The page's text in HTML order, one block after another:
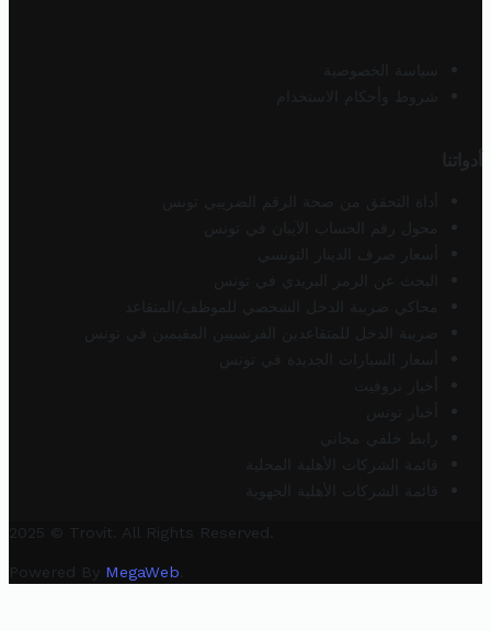
سياسة الخصوصية
شروط وأحكام الاستخدام
أدواتنا
أداة التحقق من صحة الرقم الضريبي تونس
محول رقم الحساب الآيبان في تونس
أسعار صرف الدينار التونسي
البحث عن الرمز البريدي في تونس
محاكي ضريبة الدخل الشخصي للموظف/المتقاعد
ضريبة الدخل للمتقاعدين الفرنسيين المقيمين في تونس
أسعار السيارات الجديدة في تونس
أخبار تروفيت
أخبار تونس
رابط خلفي مجاني
قائمة الشركات الأهلية المحلية
قائمة الشركات الأهلية الجهوية
2025 © Trovit. All Rights Reserved.
Powered By MegaWeb